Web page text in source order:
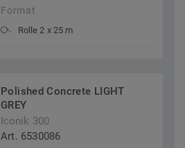
Format
Rolle 2 x 25 m
Polished Concrete LIGHT
GREY
Iconik 300
Art. 6530086